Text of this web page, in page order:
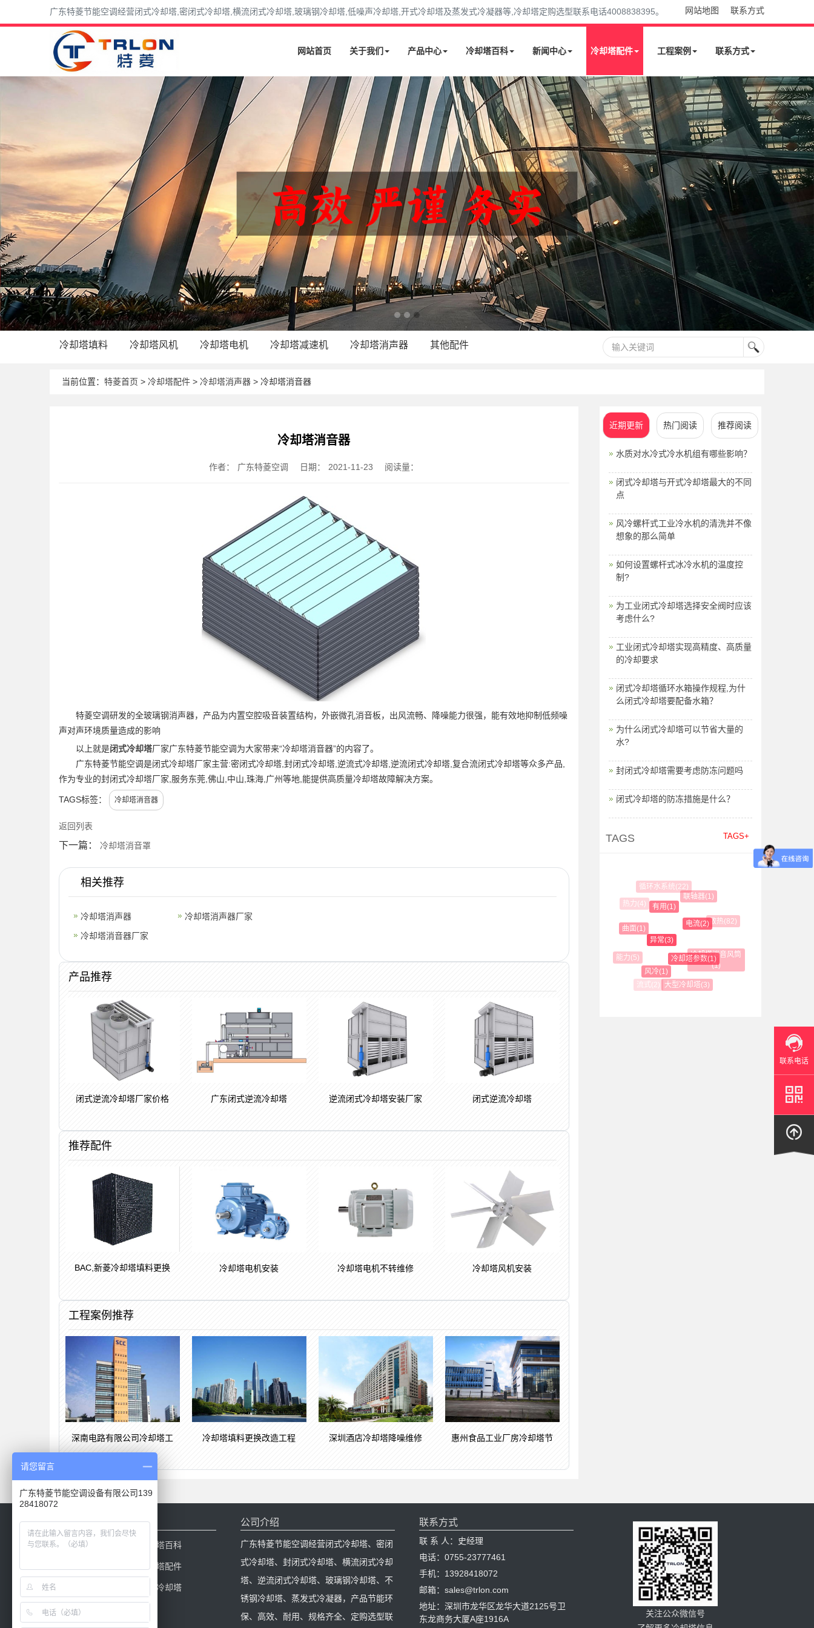
广东特菱节能空调经营闭式冷却塔,密闭式冷却塔,横流闭式冷却塔,玻璃钢冷却塔,低噪声冷却塔,开式冷却塔及蒸发式冷凝器等,冷却塔定购选型联系电话4008838395。 网站地图 联系方式
网站首页 关于我们 产品中心 冷却塔百科 新闻中心 冷却塔配件 工程案例 联系方式
冷却塔填料 冷却塔风机 冷却塔电机 冷却塔减速机 冷却塔消声器 其他配件
当前位置： 特菱首页 > 冷却塔配件 > 冷却塔消声器 > 冷却塔消音器
冷却塔消音器
作者： 广东特菱空调 日期： 2021-11-23 阅读量：
特菱空调研发的全玻璃钢消声器，产品为内置空腔吸音装置结构，外嵌微孔消音板，出风流畅、降噪能力很强，能有效地抑制低频噪
声对声环境质量造成的影响
以上就是闭式冷却塔厂家广东特菱节能空调为大家带来“冷却塔消音器”的内容了。
广东特菱节能空调是闭式冷却塔厂家主营:密闭式冷却塔,封闭式冷却塔,逆流式冷却塔,逆流闭式冷却塔,复合流闭式冷却塔等众多产品,
作为专业的封闭式冷却塔厂家,服务东莞,佛山,中山,珠海,广州等地,能提供高质量冷却塔故障解决方案。
TAGS标签： 冷却塔消音器
返回列表
下一篇： 冷却塔消音罩
相关推荐
冷却塔消声器
冷却塔消声器厂家
冷却塔消音器厂家
产品推荐
闭式逆流冷却塔厂家价格 广东闭式逆流冷却塔 逆流闭式冷却塔安装厂家 闭式逆流冷却塔
推荐配件
BAC,新菱冷却塔填料更换 冷却塔电机安装 冷却塔电机不转维修 冷却塔风机安装
工程案例推荐
深南电路有限公司冷却塔工 冷却塔填料更换改造工程 深圳酒店冷却塔降噪维修 惠州食品工业厂房冷却塔节
近期更新 热门阅读 推荐阅读
水质对水冷式冷水机组有哪些影响？
闭式冷却塔与开式冷却塔最大的不同
点
风冷螺杆式工业冷水机的清洗并不像
想象的那么简单
如何设置螺杆式冰冷水机的温度控
制?
为工业闭式冷却塔选择安全阀时应该
考虑什么?
工业闭式冷却塔实现高精度、高质量
的冷却要求
闭式冷却塔循环水箱操作规程,为什
么闭式冷却塔要配备水箱？
为什么闭式冷却塔可以节省大量的
水?
封闭式冷却塔需要考虑防冻问题吗
闭式冷却塔的防冻措施是什么？
TAGS TAGS+
能力(5)
曲面(1)
热力(4)
流式(2)
风冷(1)
异常(3)
有用(1)
循环水系统(22)
大型冷却塔(3)
冷却塔参数(1)
电流(2)
联轴器(1)
冷却塔消音风筒
(1)
散热(82)
网站导航
网站首页 冷却塔百科
冷却塔配件
闭式冷却塔
公司介绍
广东特菱节能空调经营闭式冷却塔、密闭
式冷却塔、封闭式冷却塔、横流闭式冷却
塔、逆流闭式冷却塔、玻璃钢冷却塔、不
锈钢冷却塔、蒸发式冷凝器，产品节能环
保、高效、耐用、规格齐全、定购选型联
联系方式
联 系 人：史经理
电话：0755-23777461
手机：13928418072
邮箱：sales@trlon.com
地址：深圳市龙华区龙华大道2125号卫
东龙商务大厦A座1916A
关注公众微信号
联系电话
请您留言
广东特菱节能空调设备有限公司139
28418072